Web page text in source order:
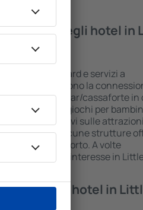
trovare negli hotel in
vari standard e servizi a
I più comuni sono la
SPA, mini bar/cassaforte in
pranzo, area giochi per
informativi sulle attrazioni
della zona. Alcune strutture
e per l'aeroporto. A volte
i luoghi di interesse in
notte in un hotel in